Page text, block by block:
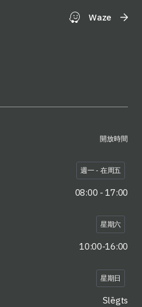
Waze
開放時間
週一 - 在周五
08:00 - 17:00
星期六
10:00-16:00
星期日
Slēgts